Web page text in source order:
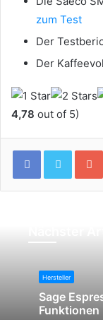
zum Test
Der
Der
4,78 out of 5)
Hersteller
Sage
Funktionen